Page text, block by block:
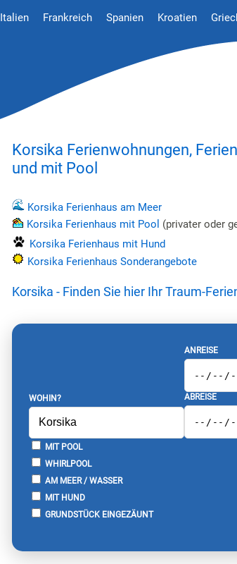
Italien Frankreich Spanien Kroatien
Korsika Ferienwohnungen,
und mit Pool
Korsika Ferienhaus am Meer
Korsika Ferienhaus mit Pool (privater oder
Korsika Ferienhaus mit Hund
Korsika Ferienhaus Sonderangebote
Korsika - Finden Sie hier Ihr Traum-
WOHIN?
ANREISE
ABREISE
MIT POOL
WHIRLPOOL
AM MEER / WASSER
MIT HUND
GRUNDSTÜCK EINGEZÄUNT